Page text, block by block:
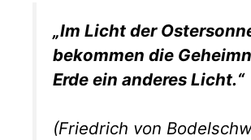
„Im Licht der
bekommen die
Erde ein anderes Licht.“
(Friedrich von